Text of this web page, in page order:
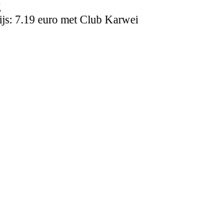
7.19 euro met Club Karwei